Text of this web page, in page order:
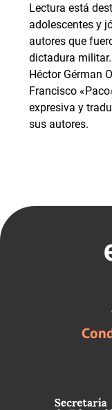
Lectura está
adolescentes y
autores que
dictadura
Héctor Gérman
Francisco
expresiva y
sus autores.